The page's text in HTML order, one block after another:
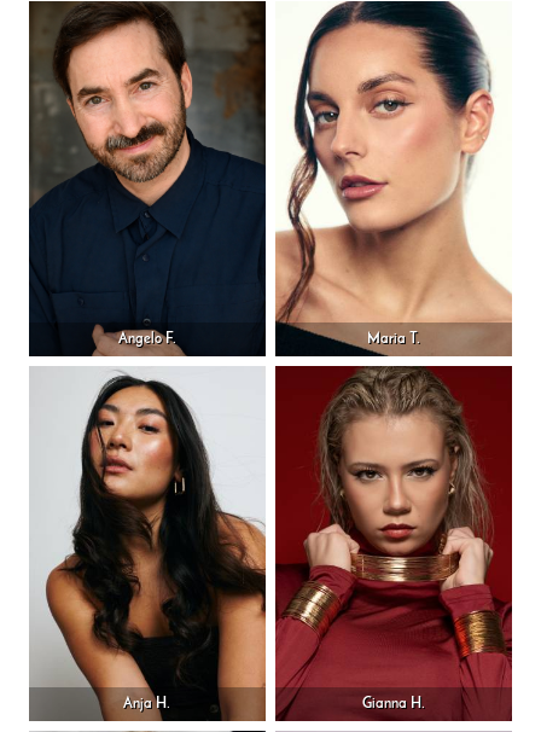
Angelo F. Maria T.
Anja H. Gianna H.